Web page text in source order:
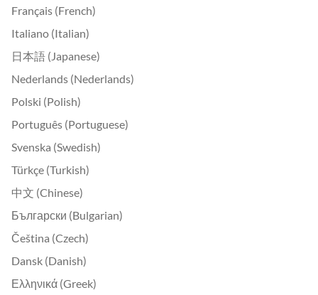
Français (French)
Italiano (Italian)
日本語 (Japanese)
Nederlands (Nederlands)
Polski (Polish)
Português (Portuguese)
Svenska (Swedish)
Türkçe (Turkish)
中文 (Chinese)
Български (Bulgarian)
Čeština (Czech)
Dansk (Danish)
Ελληνικά (Greek)